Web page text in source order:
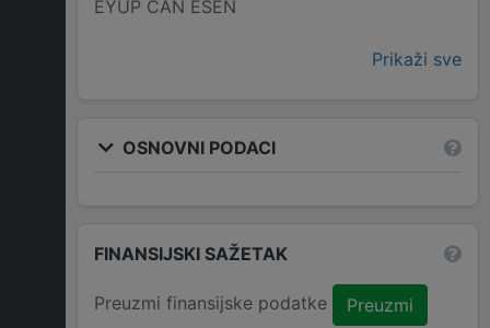
EYUP CAN ESEN
Prikaži sve
OSNOVNI PODACI
FINANSIJSKI SAŽETAK
Preuzmi finansijske podatke Preuzmi